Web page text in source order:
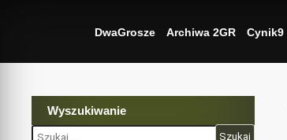
DwaGrosze Archiwa 2GR Cynik9
Wyszukiwanie
Szukaj: